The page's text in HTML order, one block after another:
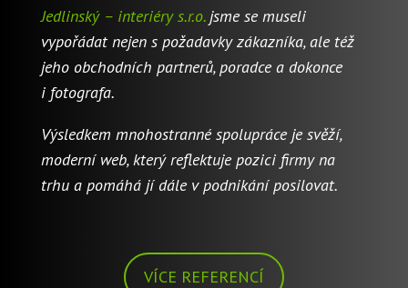
Jedlinský – interiéry s.r.o.jsme se museli
vypořádat nejen s požadavky zákazníka, ale též
jeho obchodních partnerů, poradce a dokonce
i fotografa.
Výsledkem mnohostranné spolupráce je svěží,
moderní web, který reflektuje pozici firmy na
trhu a pomáhá jí dále v podnikání posilovat.
VÍCE REFERENCÍ